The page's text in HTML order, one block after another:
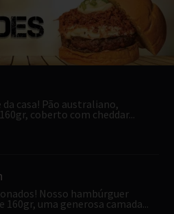
da casa! Pão australiano,
coberto com cheddar...
Nosso hambúrguer
160gr, uma generosa camada...